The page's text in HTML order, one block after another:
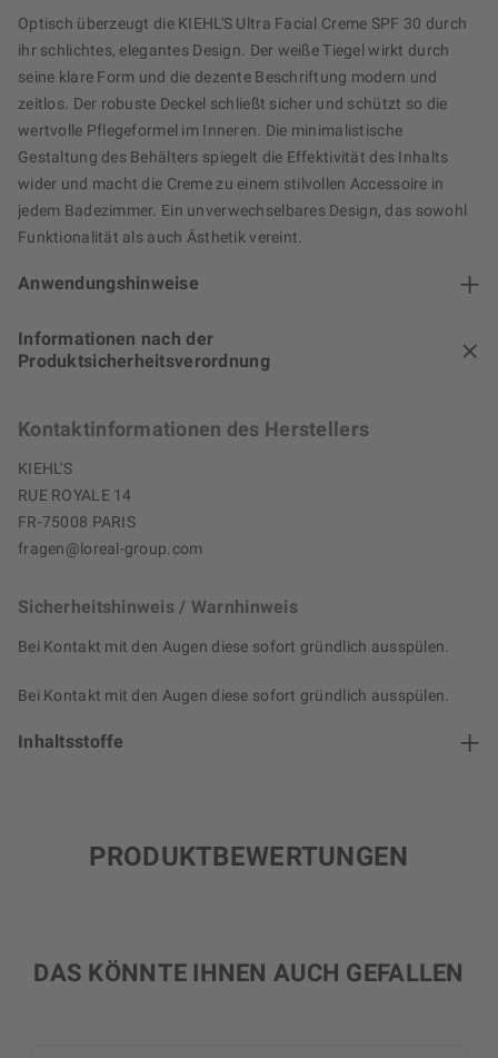
Optisch überzeugt die KIEHL'S Ultra Facial Creme SPF 30 durch
ihr schlichtes, elegantes Design. Der weiße Tiegel wirkt durch
seine klare Form und die dezente Beschriftung modern und
zeitlos. Der robuste Deckel schließt sicher und schützt so die
wertvolle Pflegeformel im Inneren. Die minimalistische
Gestaltung des Behälters spiegelt die Effektivität des Inhalts
wider und macht die Creme zu einem stilvollen Accessoire in
jedem Badezimmer. Ein unverwechselbares Design, das sowohl
Funktionalität als auch Ästhetik vereint.
Anwendungshinweise
Informationen nach der
Produktsicherheitsverordnung
Kontaktinformationen des Herstellers
KIEHL'S
RUE ROYALE 14
FR-75008 PARIS
fragen@loreal-group.com
Sicherheitshinweis / Warnhinweis
Bei Kontakt mit den Augen diese sofort gründlich ausspülen.
Bei Kontakt mit den Augen diese sofort gründlich ausspülen.
Inhaltsstoffe
PRODUKTBEWERTUNGEN
DAS KÖNNTE IHNEN AUCH GEFALLEN